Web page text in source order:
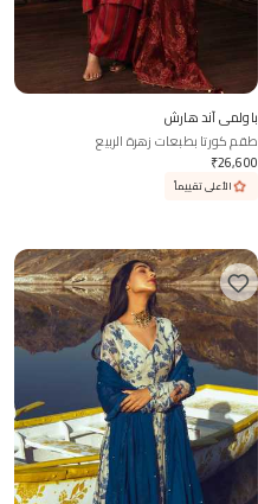
باولمي آند هارش
طقم كورتا بطبعات زهرة الربيع
₹26,600
الأعلى تقييماً